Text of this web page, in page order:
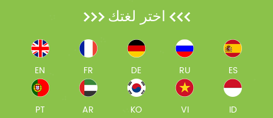
اختر لغتك
EN FR DE RU ES
PT AR KO VI ID